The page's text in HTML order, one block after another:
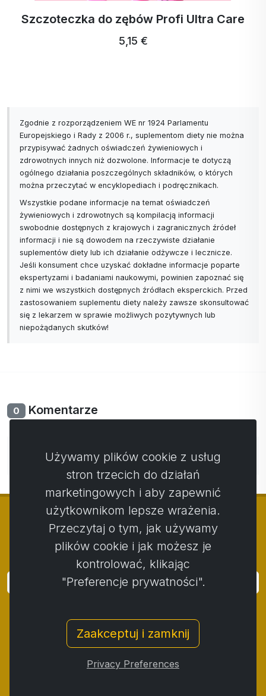
Szczoteczka do zębów Profi Ultra Care
5,15 €
Zgodnie z rozporządzeniem WE nr 1924 Parlamentu
Europejskiego i Rady z 2006 r., suplementom diety nie można
przypisywać żadnych oświadczeń żywieniowych i
zdrowotnych innych niż dozwolone. Informacje te dotyczą
ogólnego działania poszczególnych składników, o których
można przeczytać w encyklopediach i podręcznikach.
Wszystkie podane informacje na temat oświadczeń
żywieniowych i zdrowotnych są kompilacją informacji
swobodnie dostępnych z krajowych i zagranicznych źródeł
informacji i nie są dowodem na rzeczywiste działanie
suplementów diety lub ich działanie odżywcze i lecznicze.
Jeśli konsument chce uzyskać dokładne informacje poparte
ekspertyzami i badaniami naukowymi, powinien zapoznać się
z nimi we wszystkich dostępnych źródłach eksperckich. Przed
zastosowaniem suplementu diety należy zawsze skonsultować
się z lekarzem w sprawie możliwych pozytywnych lub
niepożądanych skutków!
0 Komentarze
Nie ma jeszcze komentarzy. Bądź pierwszy ze swoim
komentarzem.
© Copyright 2014 - 2026 Activstar
Zaloguj się
Zasady i warunki / Polityka prywatności
Procedura składania skarg / Protokół reklamacji
Odstąpienie od umowy / Cookies
Używamy plików cookie z usług
stron trzecich do działań
marketingowych i aby zapewnić
użytkownikom lepsze wrażenia.
Przeczytaj o tym, jak używamy
plików cookie i jak możesz je
kontrolować, klikając
"Preferencje prywatności".
Zaakceptuj i zamknij
Privacy Preferences